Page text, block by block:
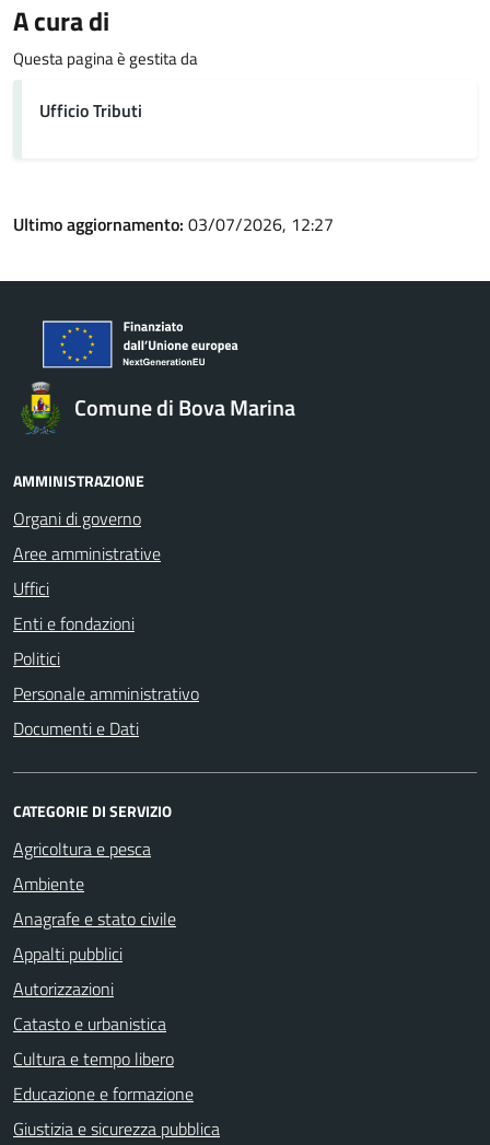
A cura di
Questa pagina è gestita da
Ufficio Tributi
Ultimo aggiornamento: 03/07/2026, 12:27
Comune di Bova Marina
AMMINISTRAZIONE
Organi di governo
Aree amministrative
Uffici
Enti e fondazioni
Politici
Personale amministrativo
Documenti e Dati
CATEGORIE DI SERVIZIO
Agricoltura e pesca
Ambiente
Anagrafe e stato civile
Appalti pubblici
Autorizzazioni
Catasto e urbanistica
Cultura e tempo libero
Educazione e formazione
Giustizia e sicurezza pubblica